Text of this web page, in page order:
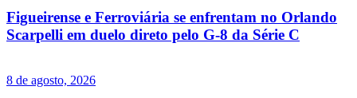
Figueirense e Ferroviária se enfrentam no Orlando
Scarpelli em duelo direto pelo G-8 da Série C
8 de agosto, 2026